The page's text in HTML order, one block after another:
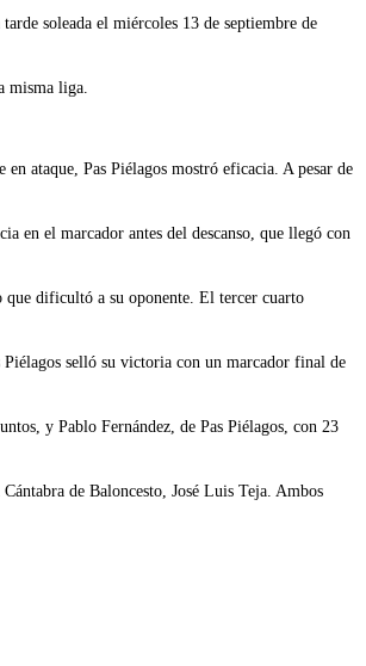
soleada el miércoles 13 de septiembre de
misma liga.
ataque, Pas Piélagos mostró eficacia. A pesar de
en el marcador antes del descanso, que llegó con
que dificultó a su oponente. El tercer cuarto
selló su victoria con un marcador final de
y Pablo Fernández, de Pas Piélagos, con 23
de Baloncesto, José Luis Teja. Ambos